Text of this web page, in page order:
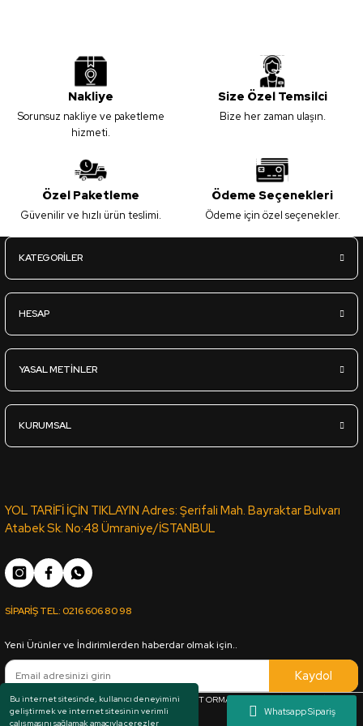
Bu internet sitesinde, kullanıcı deneyimini
geliştirmek ve internet sitesinin verimli
çalışmasını sağlamak amacıyla çerezler
Nakliye
Sorunsuz nakliye ve paketleme
hizmeti.
Size Özel Temsilci
Bize her zaman ulaşın.
Özel Paketleme
Güvenilir ve hızlı ürün teslimi.
Ödeme Seçenekleri
Ödeme için özel seçenekler.
KATEGORİLER
HESAP
YASAL METİNLER
KURUMSAL
YOL TARİFİ İÇİN TIKLAYIN Adres: Şerifali Mah. Bayraktar Bulvarı
Atabek Sk. No:48 Ümraniye/İSTANBUL
SİPARİŞ TEL:0216 606 80 98
Yeni Ürünler ve İndirimlerden haberdar olmak için..
Kaydol
Her hakkı saklıdır. Copyright © 1983 - 2025 ARKUT ORMAN ÜRÜNLERİ SAN. VE TİC. LTD.